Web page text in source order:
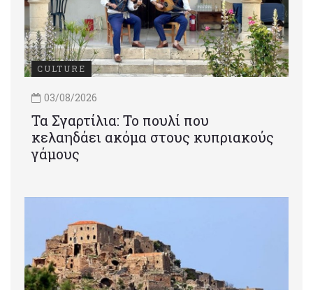
CULTURE
03/08/2026
Τα Σγαρτίλια: Το πουλί που
κελαηδάει ακόμα στους κυπριακούς
γάμους